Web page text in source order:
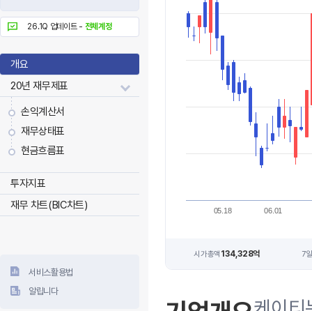
26.1Q 업데이트 - 전체계정
개요
20년 재무제표
손익계산서
재무상태표
현금흐름표
투자지표
재무 차트(BIC차트)
서비스활용법
알립니다
05.18 06.01
시가총액 134,328억 7